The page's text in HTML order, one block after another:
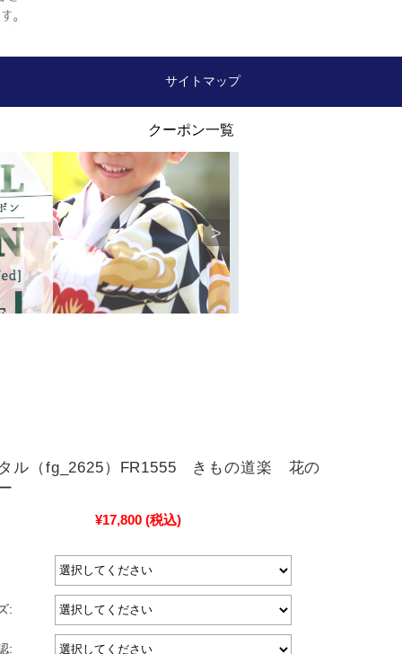
サイトマップ
ル（fg_2625）FR1555 きもの道楽 花の
¥17,800 (税込)
:
: